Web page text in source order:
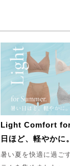
Light Comfort
日ほど、軽やかに。
暑い夏を快適に過ご